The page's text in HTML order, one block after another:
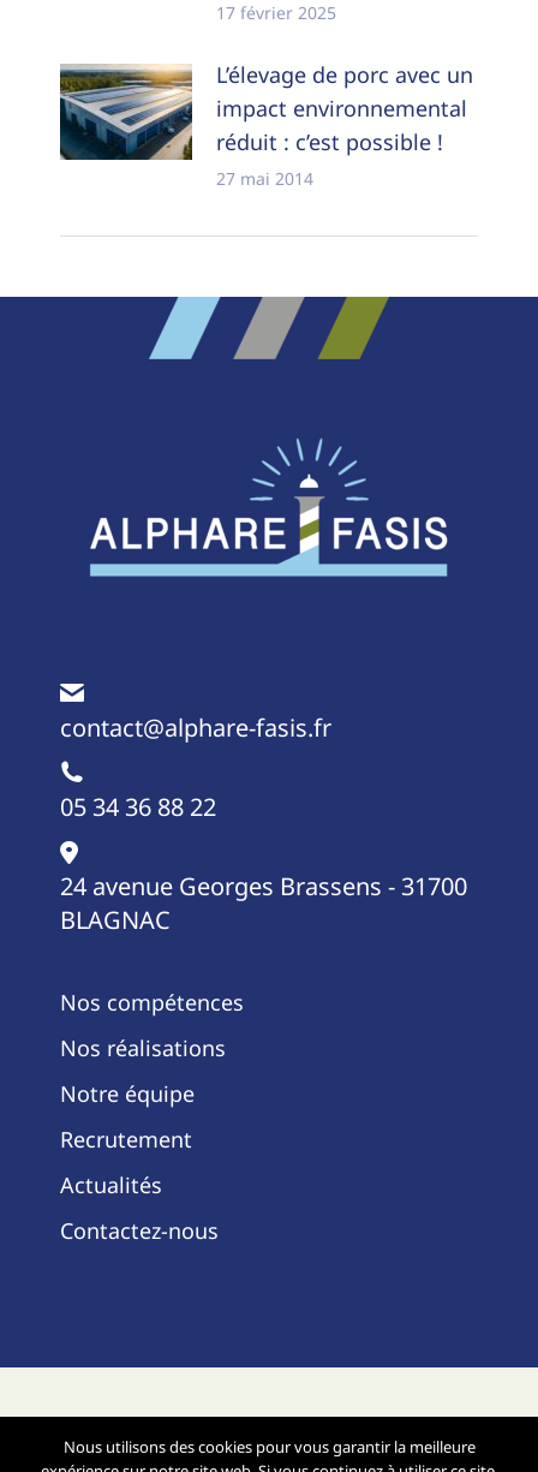
17 février 2025
L’élevage de porc avec un
impact environnemental
réduit : c’est possible !
27 mai 2014
contact@alphare-fasis.fr
05 34 36 88 22
24 avenue Georges Brassens - 31700
BLAGNAC
Nos compétences
Nos réalisations
Notre équipe
Recrutement
Actualités
Contactez-nous
Mentions légales- Copyright ©2025 -
Site réalisé par Infopolis -
Nous utilisons des cookies pour vous garantir la meilleure